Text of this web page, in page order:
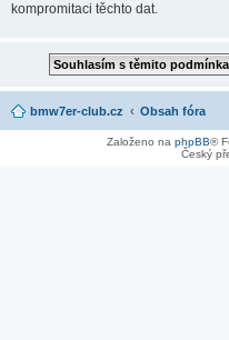
kompromitaci těchto dat.
bmw7er-club.cz Obsah fóra
Založeno na phpBB®
Český